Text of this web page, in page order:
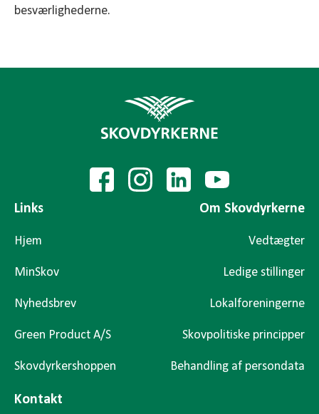
besværlighederne.
Links
Hjem
MinSkov
Nyhedsbrev
Green Product A/S
Skovdyrkershoppen
Om Skovdyrkerne
Vedtægter
Ledige stillinger
Lokalforeningerne
Skovpolitiske principper
Behandling af persondata
Kontakt